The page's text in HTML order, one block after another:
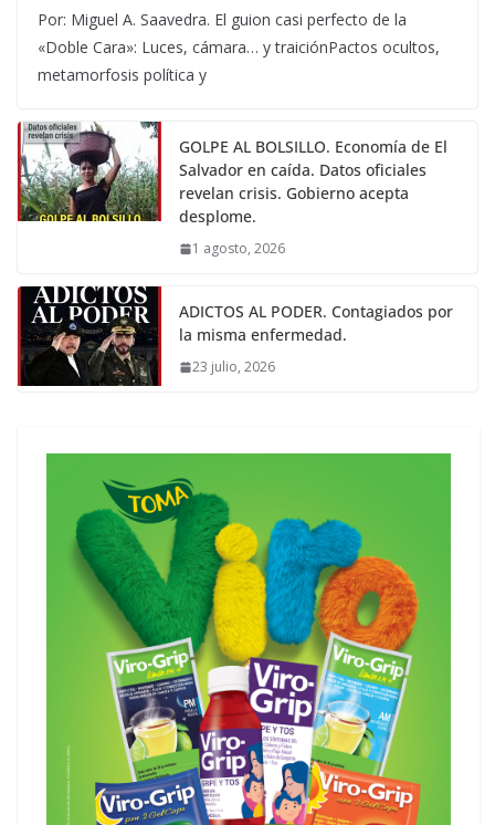
Por: Miguel A. Saavedra. El guion casi perfecto de la
«Doble Cara»: Luces, cámara… y traiciónPactos ocultos,
metamorfosis política y
GOLPE AL BOLSILLO. Economía de El
Salvador en caída. Datos oficiales
revelan crisis. Gobierno acepta
desplome.
1 agosto, 2026
ADICTOS AL PODER. Contagiados por
la misma enfermedad.
23 julio, 2026